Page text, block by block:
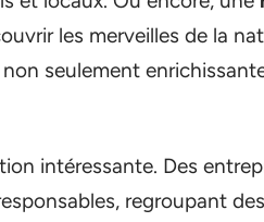
les merveilles de la
seulement
intéressante. Des
regroupant